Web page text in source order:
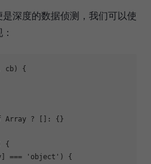
深度的数据侦测，我们可以使
cb) {
Array ? []: {}
{
=== 'object' ) {